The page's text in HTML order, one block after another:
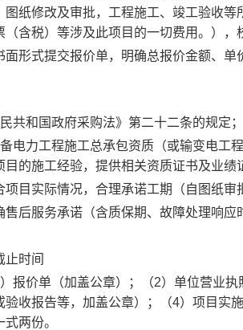
图纸修改及审批，工程施工、竣工验收
（含税）等涉及此项目的一切费用。），
面形式提交报价单，明确总报价金额、
共和国政府采购法》第二十二条的规定；
电力工程施工总承包资质（或输变电工
目的施工经验，提供相关资质证书及业绩
项目实际情况，合理承诺工期（自图纸
售后服务承诺（含质保期、故障处理响应
止时间
报价单（加盖公章）；（2）单位营业
验收报告等，加盖公章）；（4）项目实
两份。